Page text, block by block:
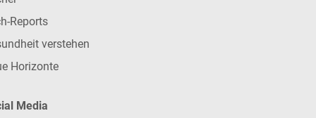
Reports
verstehen
Horizonte
Media